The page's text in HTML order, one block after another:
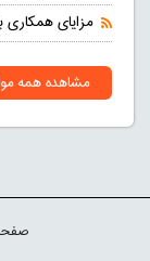
مزایای همکاری
مشاهده همه